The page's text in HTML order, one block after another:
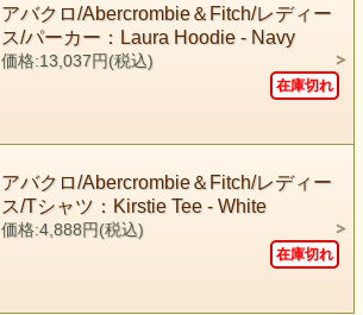
アバクロ/Abercrombie＆Fitch/レディー
ス/パーカー：Laura Hoodie - Navy
価格:13,037円(税込)
在庫切れ
アバクロ/Abercrombie＆Fitch/レディー
ス/Tシャツ：Kirstie Tee - White
価格:4,888円(税込)
在庫切れ